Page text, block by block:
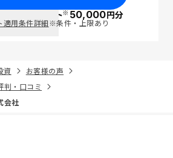
ポイント※50,000円分
適用条件詳細※条件・上限あり
資
お客様の声
判・口コミ
会社